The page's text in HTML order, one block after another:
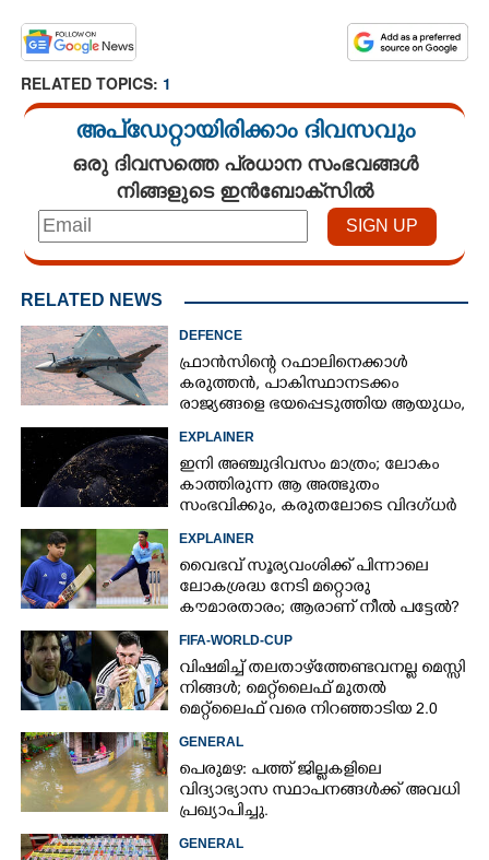
RELATED TOPICS: 1
അപ്ഡേറ്റായിരിക്കാം ദിവസവും
ഒരു ദിവസത്തെ പ്രധാന സംഭവങ്ങൾ
നിങ്ങളുടെ ഇൻബോക്സിൽ
RELATED NEWS
DEFENCE
ഫ്രാൻസിന്റെ റഫാലിനെക്കാൾ
കരുത്തൻ,​ പാകിസ്ഥാനടക്കം
രാജ്യങ്ങളെ ഭയപ്പെടുത്തിയ ആയുധം,​
ഇന്ത്യ നിർമ്മിച്ച എണ്ണം 100ലേക്ക്
EXPLAINER
ഇനി അഞ്ചുദിവസം മാത്രം; ലോകം
കാത്തിരുന്ന ആ അത്ഭുതം
സംഭവിക്കും, കരുതലോടെ വിദഗ്ധർ
EXPLAINER
വൈഭവ് സൂര്യവംശിക്ക് പിന്നാലെ
ലോകശ്രദ്ധ നേടി മറ്റൊരു
കൗമാരതാരം; ആരാണ് നീൽ പട്ടേൽ?
FIFA-WORLD-CUP
വിഷമിച്ച് തലതാഴ്‌ത്തേണ്ടവനല്ല മെസ്സി
നിങ്ങള്‍; മെറ്റ്‌ലൈഫ് മുതല്‍
മെറ്റ്‌ലൈഫ് വരെ നിറഞ്ഞാടിയ 2.0
GENERAL
പെരുമഴ: പത്ത് ജില്ലകളിലെ
വിദ്യാഭ്യാസ സ്ഥാപനങ്ങൾക്ക് അവധി
പ്രഖ്യാപിച്ചു.
GENERAL